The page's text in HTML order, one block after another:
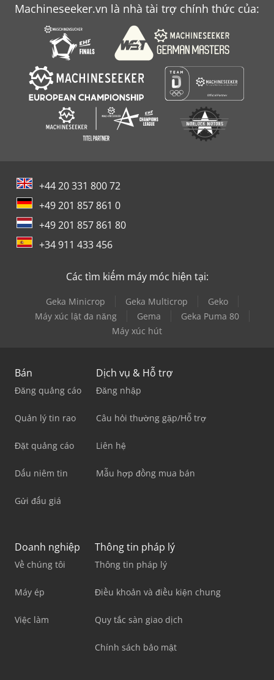
Machineseeker.vn là nhà tài trợ chính thức của:
+44 20 331 800 72
+49 201 857 861 0
+49 201 857 861 80
+34 911 433 456
Các tìm kiếm máy móc hiện tại:
Geka Minicrop Geka Multicrop
Geko
Máy xúc lật đa năng
Gema
Geka Puma 80
Máy xúc hút
Bán
Đăng quảng cáo
Quản lý tin rao
Đặt quảng cáo
Dấu niêm tin
Gửi đấu giá
Dịch vụ & Hỗ trợ
Đăng nhập
Câu hỏi thường gặp/Hỗ trợ
Liên hệ
Mẫu hợp đồng mua bán
Doanh nghiệp
Về chúng tôi
Máy ép
Việc làm
Thông tin pháp lý
Thông tin pháp lý
Điều khoản và điều kiện chung
Quy tắc sàn giao dịch
Chính sách bảo mật